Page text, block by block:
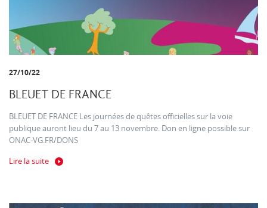
27/10/22
BLEUET DE FRANCE
BLEUET DE FRANCE Les journées de quêtes officielles sur la voie
publique auront lieu du 7 au 13 novembre. Don en ligne possible sur
ONAC-VG.FR/DONS
Lire la suite